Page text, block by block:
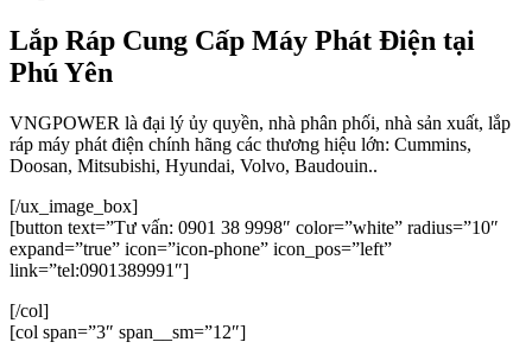
Lắp Ráp Cung Cấp Máy Phát Điện tại
Phú Yên
VNGPOWER là đại lý ủy quyền, nhà phân phối, nhà sản xuất, lắp
ráp máy phát điện chính hãng các thương hiệu lớn: Cummins,
Doosan, Mitsubishi, Hyundai, Volvo, Baudouin..
[/ux_image_box]
[button text=”Tư vấn: 0901 38 9998″ color=”white” radius=”10″
expand=”true” icon=”icon-phone” icon_pos=”left”
link=”tel:0901389991″]
[/col]
[col span=”3″ span__sm=”12″]